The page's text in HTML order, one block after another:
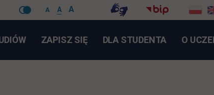
A A A
ZAPISZ SIĘLINK OTWIERA SIĘ W NOWEJ
DLA STUDENTA O